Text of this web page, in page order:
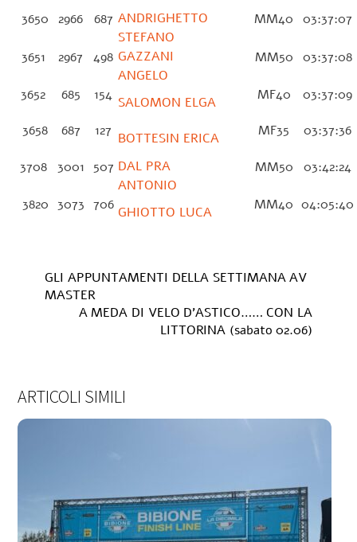
3650 2966 687 ANDRIGHETTO
STEFANO
MM40 03:37:07
3651 2967 498 GAZZANI
ANGELO
MM50 03:37:08
3652 685 154 SALOMON ELGA MF40 03:37:09
3658 687 127 BOTTESIN ERICA MF35 03:37:36
3708 3001 507 DAL PRA
ANTONIO
MM50 03:42:24
3820 3073 706 GHIOTTO LUCA MM40
GLI APPUNTAMENTI DELLA SETTIMANA AV
MASTER
A MEDA DI VELO D’ASTICO…… CON LA
LITTORINA (sabato 02.06)
ARTICOLI SIMILI